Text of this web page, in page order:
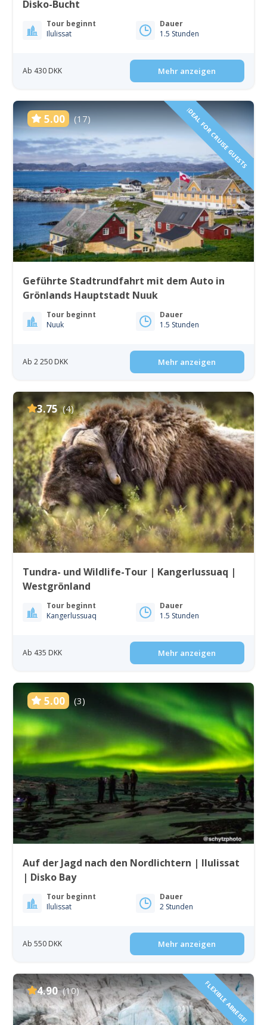
Disko-Bucht
Tour beginnt
Ilulissat
Dauer
1.5 Stunden
Ab 430 DKK Mehr anzeigen
5.00 (17) IDEAL FOR CRUISE GUESTS
Geführte Stadtrundfahrt mit dem Auto in
Grönlands Hauptstadt Nuuk
Tour beginnt
Nuuk
Dauer
1.5 Stunden
Ab 2 250 DKK Mehr anzeigen
3.75 (4)
Tundra- und Wildlife-Tour | Kangerlussuaq |
Westgrönland
Tour beginnt
Kangerlussuaq
Dauer
1.5 Stunden
Ab 435 DKK Mehr anzeigen
5.00 (3)
Auf der Jagd nach den Nordlichtern | Ilulissat
| Disko Bay
Tour beginnt
Ilulissat
Dauer
2 Stunden
Ab 550 DKK Mehr anzeigen
4.90 (10) FLEXIBLE ABREISE!